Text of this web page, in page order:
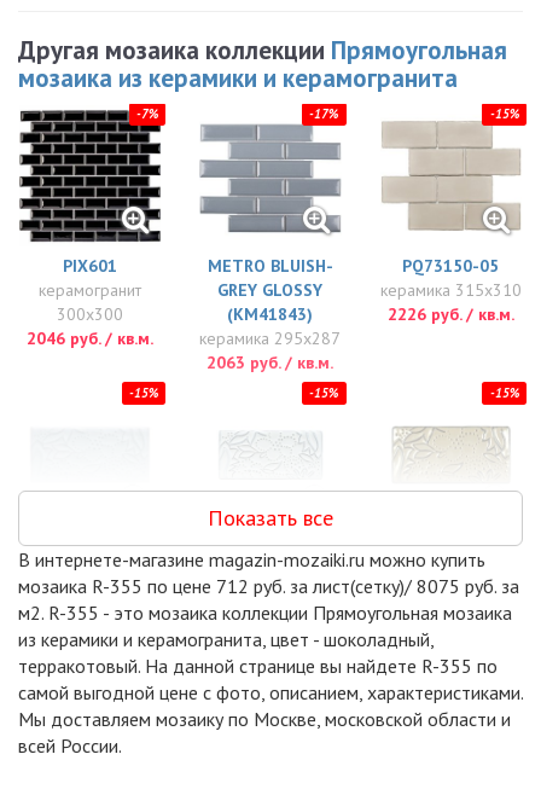
Другая мозаика коллекции Прямоугольная
мозаика из керамики и керамогранита
-7%
PIX601
керамогранит
300x300
2046 руб. / кв.м.
-17%
METRO BLUISH-
GREY GLOSSY
(KM41843)
керамика 295x287
2063 руб. / кв.м.
-15%
PQ73150-05
керамика 315x310
2226 руб. / кв.м.
-15%
PQ73150-06
керамика 73x150
2226 руб. / кв.м.
-15%
PQ73150-07
керамика 73x150
2226 руб. / кв.м.
-15%
PQ73150-08
керамика 73x150
2226 руб. / кв.м.
-17% -17% -17%
Показать все
В интернете-магазине magazin-mozaiki.ru можно купить
мозаика R-355 по цене 712 руб. за лист(сетку)/ 8075 руб. за
м2. R-355 - это мозаика коллекции Прямоугольная мозаика
из керамики и керамогранита, цвет - шоколадный,
терракотовый. На данной странице вы найдете R-355 по
самой выгодной цене с фото, описанием, характеристиками.
Мы доставляем мозаику по Москве, московской области и
всей России.